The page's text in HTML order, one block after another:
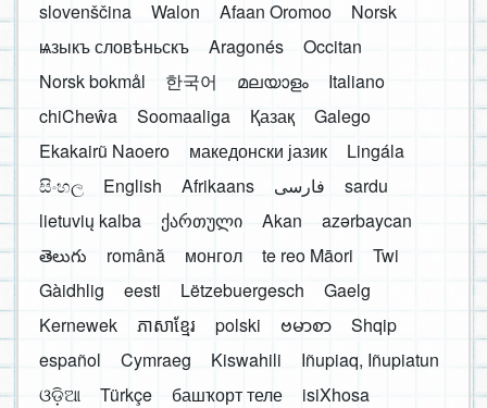
slovenščina
Walon Afaan Oromoo
Norsk
ѩзыкъ словѣньскъ
Aragonés
Occitan
Norsk bokmål
한국어 മലയാളം
Italiano
chiCheŵa
Soomaaliga Қазақ
Galego
Ekakairũ Naoero
македонски јазик
Lingála
සිංහල
English Afrikaans فارسی
sardu
lietuvių kalba
ქართული Akan
azərbaycan
తెలుగు
română монгол te reo Māori
Twi
Gàidhlig
eesti Lëtzebuergesch
Gaelg
Kernewek
ភាសាខ្មែរ polski ဗမာစာ
Shqip
español
Cymraeg Kiswahili
Iñupiaq, Iñupiatun
ଓଡ଼ିଆ
Türkçe башҡорт теле
isiXhosa